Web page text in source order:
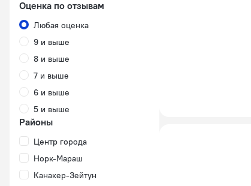
Оценка по отзывам
Любая оценка
9 и выше
8 и выше
7 и выше
6 и выше
5 и выше
Районы
Центр города
Норк-Мараш
Канакер-Зейтун